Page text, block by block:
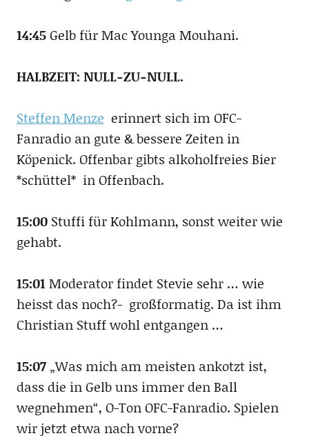
14:45Gelb für Mac Younga Mouhani.
HALBZEIT: NULL-ZU-NULL.
Steffen Menze erinnert sich im OFC-
Fanradio an gute & bessere Zeiten in
Köpenick. Offenbar gibts alkoholfreies Bier
*schüttel* in Offenbach.
15:00Stuffi für Kohlmann, sonst weiter wie
gehabt.
15:01Moderator findet Stevie sehr … wie
heisst das noch?- großformatig. Da ist ihm
Christian Stuff wohl entgangen …
15:07„Was mich am meisten ankotzt ist,
dass die in Gelb uns immer den Ball
wegnehmen“, O-Ton OFC-Fanradio. Spielen
wir jetzt etwa nach vorne?